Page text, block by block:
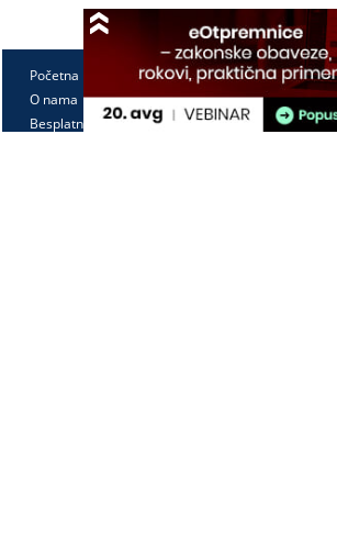
Početna
O nama
Besplatno